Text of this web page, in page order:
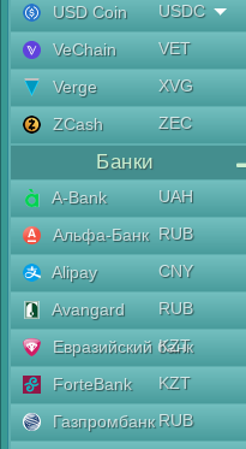
USD Coin
USDC
VeChain
VET
Verge
XVG
ZCash
ZEC
Банки
A-Bank
UAH
Альфа-Банк RUB
Alipay
CNY
Avangard
RUB
Евразийский банк
KZT
ForteBank
KZT
Газпромбанк RUB